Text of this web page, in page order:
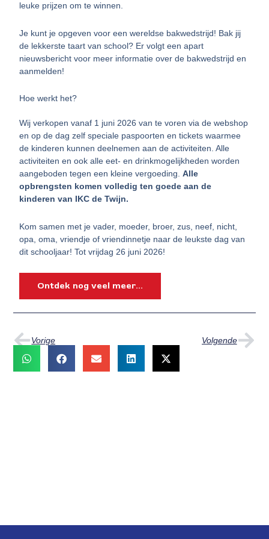
leuke prijzen om te winnen.
Je kunt je opgeven voor een wereldse bakwedstrijd! Bak jij
de lekkerste taart van school? Er volgt een apart
nieuwsbericht voor meer informatie over de bakwedstrijd en
aanmelden!
Hoe werkt het?
Wij verkopen vanaf 1 juni 2026 van te voren via de webshop
en op de dag zelf speciale paspoorten en tickets waarmee
de kinderen kunnen deelnemen aan de activiteiten. Alle
activiteiten en ook alle eet- en drinkmogelijkheden worden
aangeboden tegen een kleine vergoeding.Alle
opbrengsten komen volledig ten goede aan de
kinderen van IKC de Twijn.
Kom samen met je vader, moeder, broer, zus, neef, nicht,
opa, oma, vriendje of vriendinnetje naar de leukste dag van
dit schooljaar! Tot vrijdag 26 juni 2026!
Ontdek nog veel meer...
Vorige
Vorige Volgende